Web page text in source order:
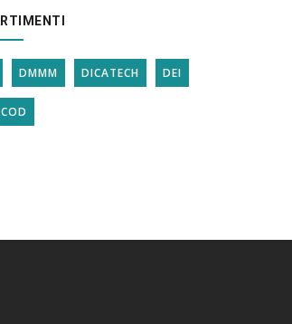
DMMM DICATECH DEI